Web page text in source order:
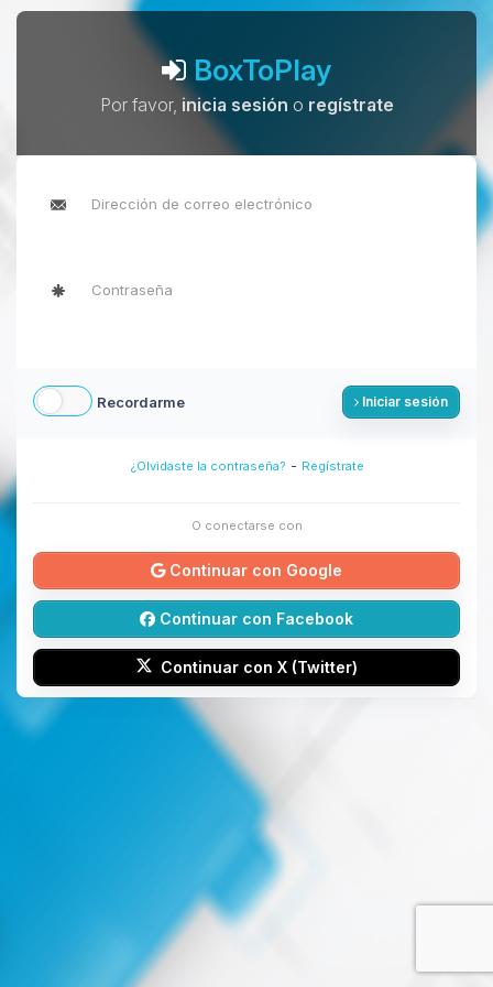
BoxToPlay
Por favor, inicia sesión o regístrate
Recordarme Iniciar sesión
¿Olvidaste la contraseña? - Regístrate
O conectarse con
Continuar con Google
Continuar con Facebook
Continuar con X (Twitter)